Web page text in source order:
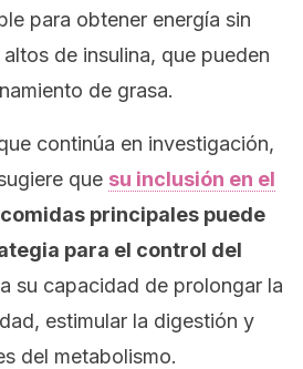
para obtener energía sin
de insulina, que pueden
de grasa.
continúa en investigación,
que su inclusión en el
principales puede
para el control del
su capacidad de prolongar la
estimular la digestión y
del metabolismo.